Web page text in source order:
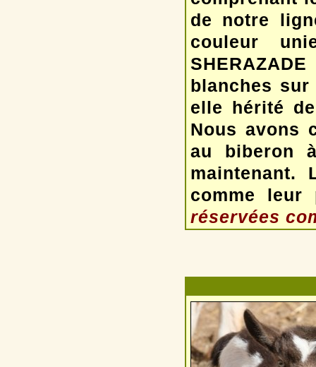
de notre
couleur
blanches sur
elle hérité
Nous avons
au biberon
maintenant.
comme
réservées